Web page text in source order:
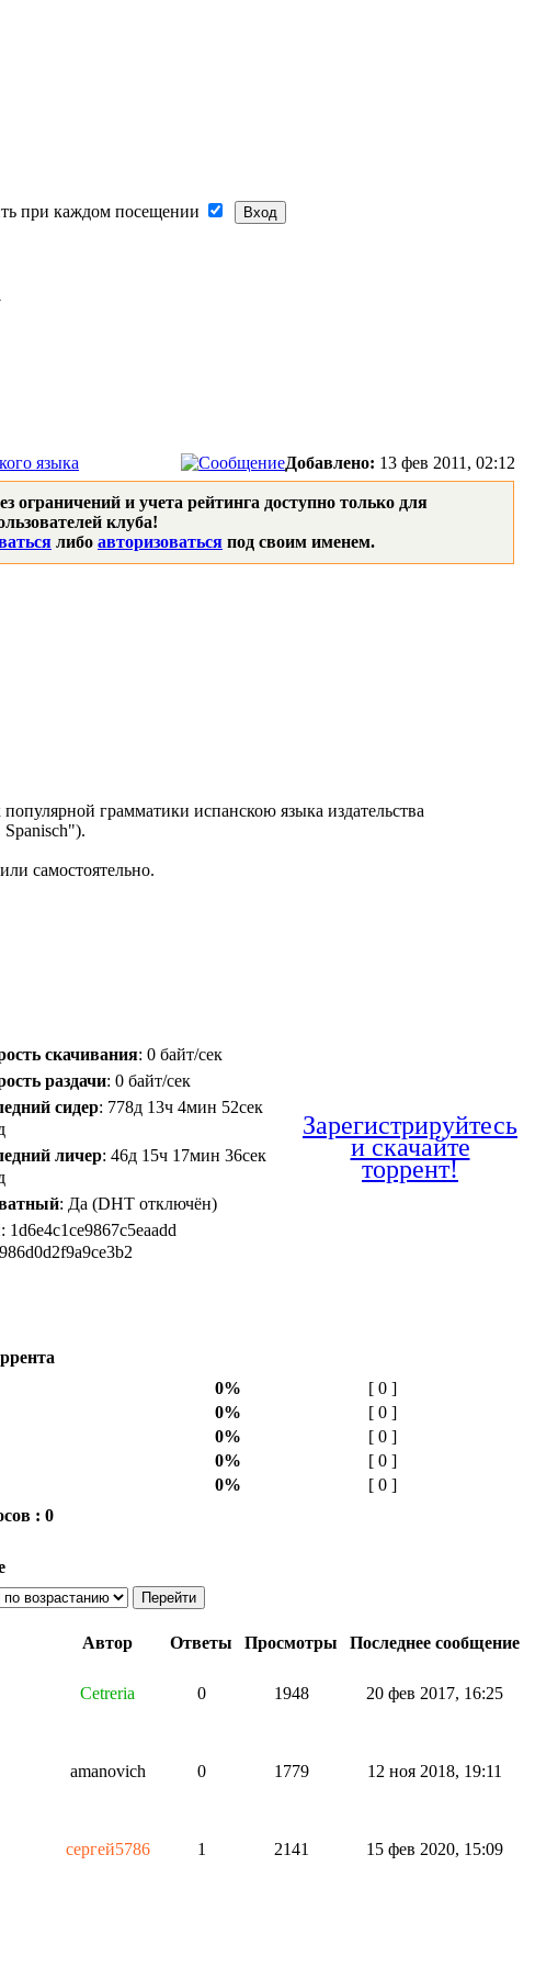
при каждом посещении
языка Добавлено: 13 фев 2011, 02:12
и учета рейтинга доступно только для
клуба!
либо авторизоваться под своим именем.
грамматики испанскою языка издательства
самостоятельно.
скачивания: 0 байт/сек
раздачи: 0 байт/сек
сидер: 778д 13ч 4мин 52сек
личер: 46д 15ч 17мин 36сек
: Да (DHT отключён)
: 1d6e4c1ce9867c5eaadd
Зарегистрируйтесь
и скачайте
торрент!
0%
[ 0 ]
0%
[ 0 ]
0%
[ 0 ]
0%
[ 0 ]
0%
[ 0 ]
: 0
Автор Ответы Просмотры
Последнее сообщение
Cetreria 0 1948 20 фев 2017, 16:25
amanovich 0 1779 12 ноя 2018, 19:11
сергей5786 1 2141 15 фев 2020, 15:09